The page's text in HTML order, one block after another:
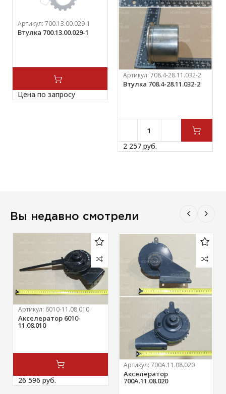
Артикул:700.13.00.029-1
Втулка 700.13.00.029-1
Цена по запросу
Артикул: 708.4-28.11.032-2
Втулка 708.4-28.11.032-2
2 257 руб.
Вы недавно смотрели
Артикул: 6010-11.08.010
Акселератор 6010-
11.08.010
26 596 руб.
Артикул: 700А.11.08.020
Акселератор
700А.11.08.020